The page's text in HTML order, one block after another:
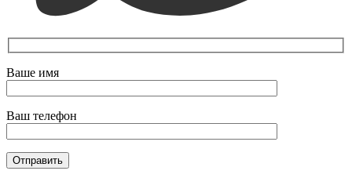
Ваше имя
Ваш телефон